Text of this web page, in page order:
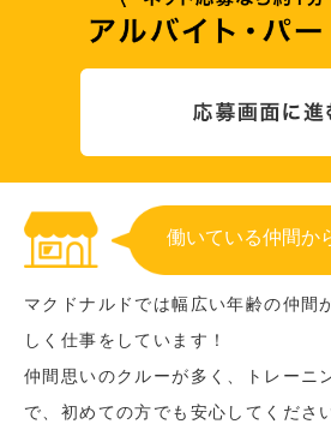
働いている仲間か
マクドナルドでは幅広い年齢の仲間
しく仕事をしています！
仲間思いのクルーが多く、トレーニ
で、初めての方でも安心してくださ